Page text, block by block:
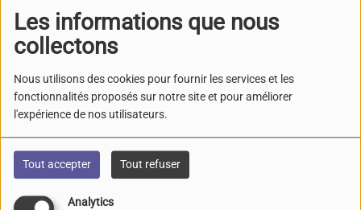
Les informations que nous
collectons
Nous utilisons des cookies pour fournir les services et les
fonctionnalités proposés sur notre site et pour améliorer
l'expérience de nos utilisateurs.
Tout accepter Tout refuser
Analytics
Les infos !
, au milieu des vieilles pierres et de l’imaginaire 23-24-25 mai
Photos